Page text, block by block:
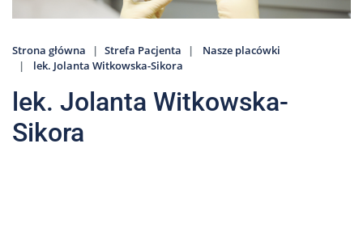
Pacjenta
O
nas
Marki
AHP
Strona główna Strefa Pacjenta
Nasze placówki
lek. Jolanta Witkowska-Sikora
lek. Jolanta Witkowska-
Sikora